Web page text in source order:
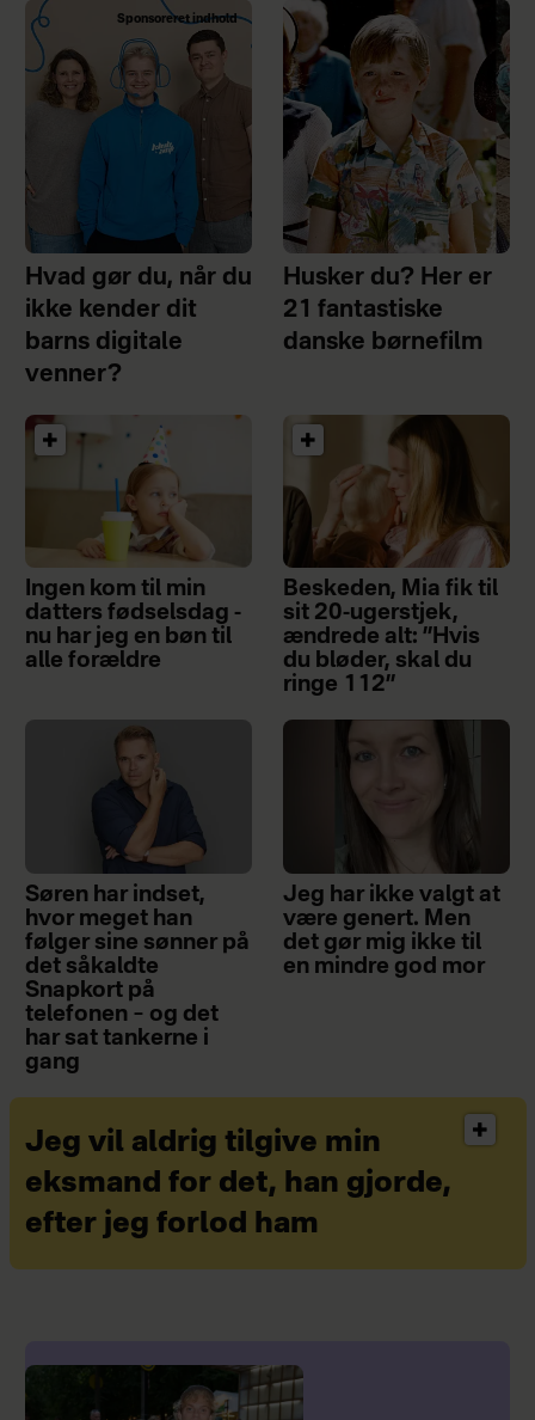
Sponsoreret indhold
Hvad gør du, når du
ikke kender dit
barns digitale
venner?
Husker du? Her er
21 fantastiske
danske børnefilm
Ingen kom til min
datters fødselsdag -
nu har jeg en bøn til
alle forældre
Beskeden, Mia fik til
sit 20-ugerstjek,
ændrede alt: ”Hvis
du bløder, skal du
ringe 112”
Søren har indset,
hvor meget han
følger sine sønner på
det såkaldte
Snapkort på
telefonen – og det
har sat tankerne i
gang
Jeg har ikke valgt at
være genert. Men
det gør mig ikke til
en mindre god mor
Jeg vil aldrig tilgive min
eksmand for det, han gjorde,
efter jeg forlod ham